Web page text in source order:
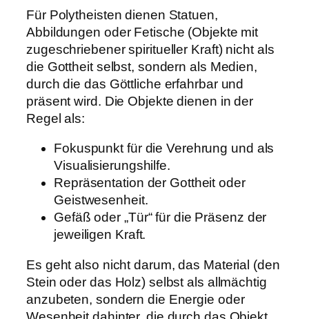
Für Polytheisten dienen Statuen,
Abbildungen oder Fetische (Objekte mit
zugeschriebener spiritueller Kraft) nicht als
die Gottheit selbst, sondern als Medien,
durch die das Göttliche erfahrbar und
präsent wird. Die Objekte dienen in der
Regel als:
Fokuspunkt für die Verehrung und als
Visualisierungshilfe.
Repräsentation der Gottheit oder
Geistwesenheit.
Gefäß oder „Tür“ für die Präsenz der
jeweiligen Kraft.
Es geht also nicht darum, das Material (den
Stein oder das Holz) selbst als allmächtig
anzubeten, sondern die Energie oder